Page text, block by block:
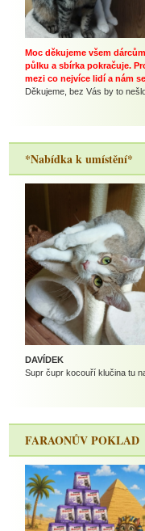
Moc děkujeme všem
půlku a sbírka pokračuje.
mezi co nejvíce lidí a nám
Děkujeme, bez Vás by to
*Nabídka k umístění*
DAVÍDEK
Supr čupr kocouří klučina tu
FARAONŮV POKLAD